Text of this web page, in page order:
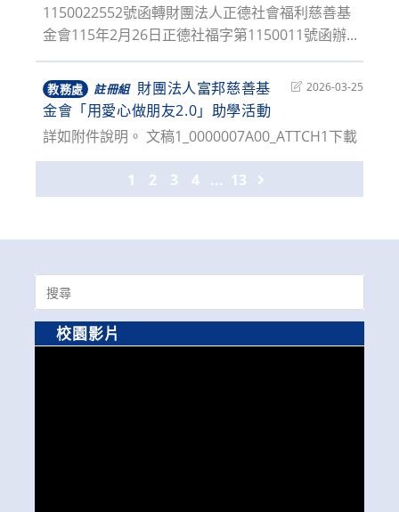
1150022552號函轉財團法人正德社會福利慈善基
金會115年2月26日正德社福字第1150011號函辦...
教務處 註冊組 財團法人富邦慈善基
金會「用愛心做朋友2.0」助學活動
Post
modified:
2026-03-25
詳如附件說明。 文稿1_0000007A00_ATTCH1下載
1 2 3 4 ... 13 Go to the next page
for:
校園影片